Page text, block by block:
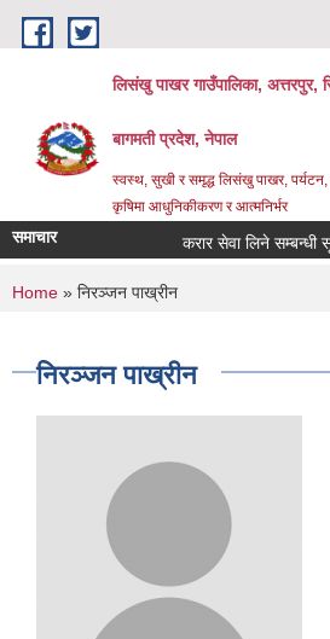
Skip to main content
लिसंखु पाखर गाउँपालिका, अत्तरपुर,
बागमती प्रदेश, नेपाल
स्वस्थ, सुखी र समृद्ध लिसंखु पाखर, पर्यटन,
कृषिमा आधुनिकीकरण र आत्मनिर्भर
समाचार करार सेवा लिने सम्बन्धी
You are here
Home » निरञ्जन पाख्रीन
निरञ्जन पाख्रीन